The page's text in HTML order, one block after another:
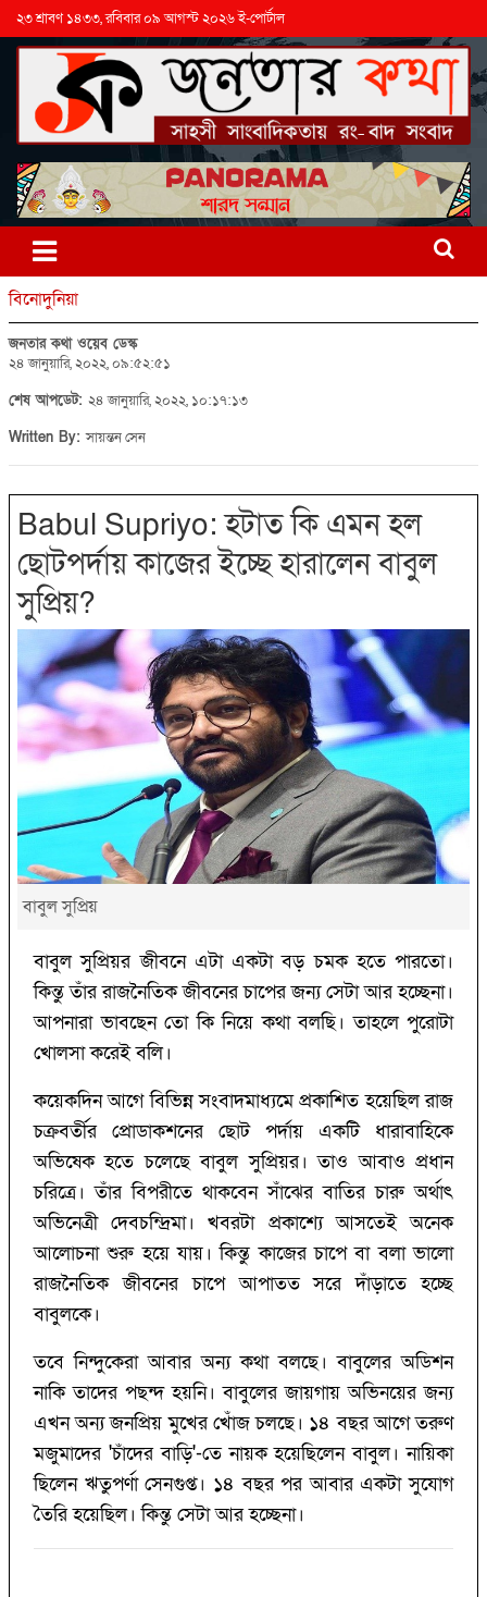
২৩ শ্রাবণ ১৪৩৩, রবিবার ০৯ আগস্ট ২০২৬ ই-পোর্টাল
বিনোদুনিয়া
জনতার কথা ওয়েব ডেস্ক
২৪ জানুয়ারি, ২০২২, ০৯:৫২:৫১
শেষ আপডেট: ২৪ জানুয়ারি, ২০২২, ১০:১৭:১৩
Written By:সায়ন্তন সেন
Babul Supriyo: হটাত কি এমন হল
ছোটপর্দায় কাজের ইচ্ছে হারালেন বাবুল
সুপ্রিয়?
বাবুল সুপ্রিয়
বাবুল সুপ্রিয়র জীবনে এটা একটা বড় চমক হতে পারতো।
কিন্তু তাঁর রাজনৈতিক জীবনের চাপের জন্য সেটা আর হচ্ছেনা।
আপনারা ভাবছেন তো কি নিয়ে কথা বলছি। তাহলে পুরোটা
খোলসা করেই বলি।
কয়েকদিন আগে বিভিন্ন সংবাদমাধ্যমে প্রকাশিত হয়েছিল রাজ
চক্রবর্তীর প্রোডাকশনের ছোট পর্দায় একটি ধারাবাহিকে
অভিষেক হতে চলেছে বাবুল সুপ্রিয়র। তাও আবাও প্রধান
চরিত্রে। তাঁর বিপরীতে থাকবেন সাঁঝের বাতির চারু অর্থাৎ
অভিনেত্রী দেবচন্দ্রিমা। খবরটা প্রকাশ্যে আসতেই অনেক
আলোচনা শুরু হয়ে যায়। কিন্তু কাজের চাপে বা বলা ভালো
রাজনৈতিক জীবনের চাপে আপাতত সরে দাঁড়াতে হচ্ছে
বাবুলকে।
তবে নিন্দুকেরা আবার অন্য কথা বলছে। বাবুলের অডিশন
নাকি তাদের পছন্দ হয়নি। বাবুলের জায়গায় অভিনয়ের জন্য
এখন অন্য জনপ্রিয় মুখের খোঁজ চলছে। ১৪ বছর আগে তরুণ
মজুমাদের 'চাঁদের বাড়ি'-তে নায়ক হয়েছিলেন বাবুল। নায়িকা
ছিলেন ঋতুপর্ণা সেনগুপ্ত। ১৪ বছর পর আবার একটা সুযোগ
তৈরি হয়েছিল। কিন্তু সেটা আর হচ্ছেনা।